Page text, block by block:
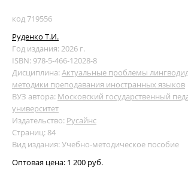
код 719556
Руденко Т.И.
Год издания: 2026 г.
ISBN: 978-5-466-12028-8
Дисциплина:Актуальные проблемы
методики преподавания иностранных языков
ВУЗ автора: Московский государственный
университет
Издательство: Русайнс
Страниц: 84
Вид издания: Учебно-методическое пособие
Оптовая цена: 1 200 руб.